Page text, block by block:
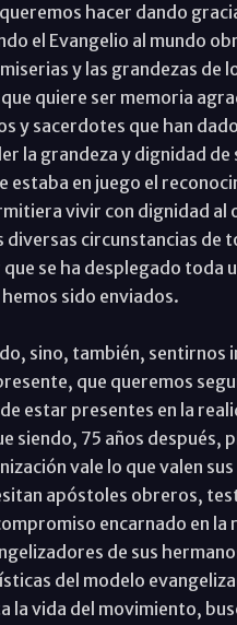
hacer dando
el Evangelio al mundo
y las grandezas de
quiere ser memoria
y sacerdotes que han
la grandeza y dignidad
en juego el
vivir con dignidad al
circunstancias de
se ha desplegado toda
sido enviados.
sino, también, sentirnos
que queremos
estar presentes en la
siendo, 75 años después,
vale lo que valen
apóstoles obreros,
encarnado en la
de sus
del modelo
vida del movimiento,